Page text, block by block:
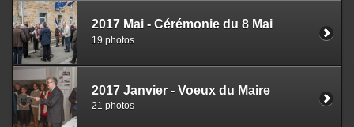
2017 Mai - Cérémonie du 8 Mai
19 photos
2017 Janvier - Voeux du Maire
21 photos